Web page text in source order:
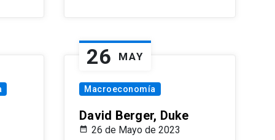
26 MAY
Macroeconomía
David Berger, Duke
26 de Mayo de 2023